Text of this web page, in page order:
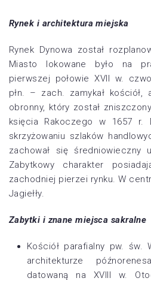
Rynek i architektura miejska
Rynek Dynowa został
Miasto lokowane było na
pierwszej połowie XVII w.
płn. – zach. zamykał
obronny, który został
księcia Rakoczego w 1657 r.
skrzyżowaniu szlaków
zachował się średniowieczny
Zabytkowy charakter
zachodniej pierzei rynku. W
Jagiełły.
Zabytki i znane miejsca sakralne
Kościół parafialny pw. św.
architekturze
datowaną na XVIII w.